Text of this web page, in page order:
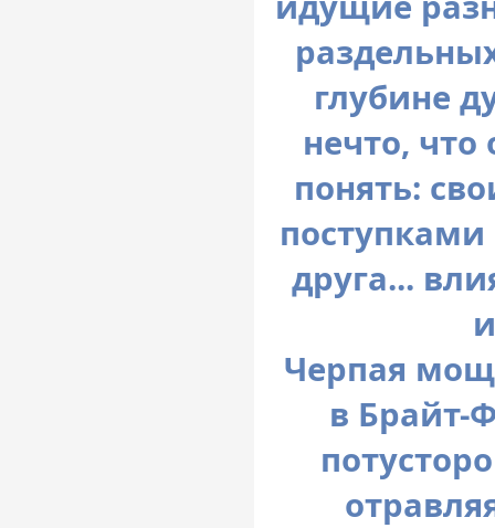
глубине
нечто,
понять:
друга...
Черпая
в Брайт-